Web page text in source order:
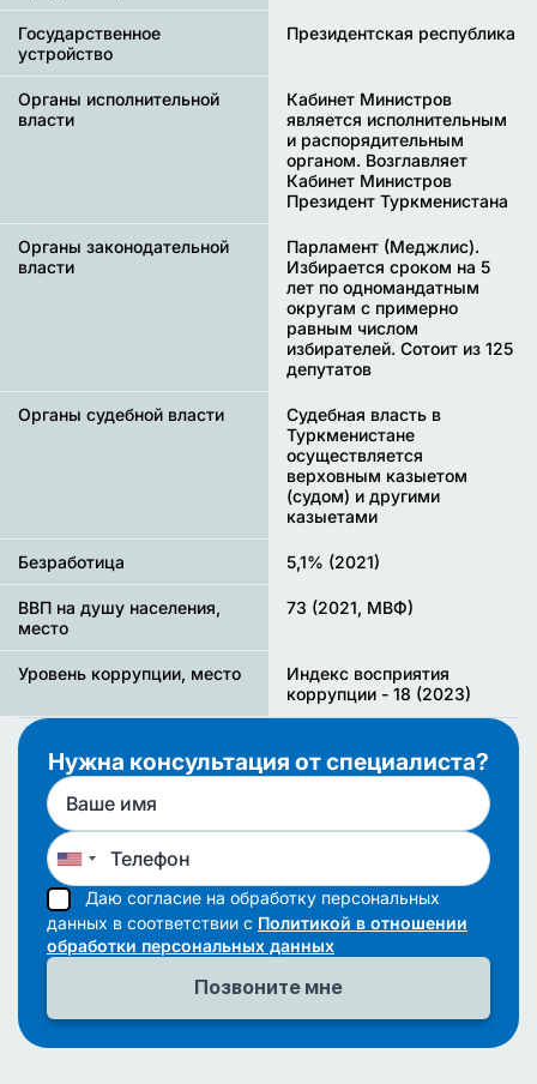
Государственное
устройство
Президентская республика
Органы исполнительной
власти
Кабинет Министров
является исполнительным
и распорядительным
органом. Возглавляет
Кабинет Министров
Президент Туркменистана
Органы законодательной
власти
Парламент (Меджлис).
Избирается сроком на 5
лет по одномандатным
округам с примерно
равным числом
избирателей. Сотоит из 125
депутатов
Органы судебной власти
Судебная власть в
Туркменистане
осуществляется
верховным казыетом
(судом) и другими
казыетами
Безработица 5,1% (2021)
ВВП на душу населения,
место
73 (2021, МВФ)
Уровень коррупции, место
Индекс восприятия
коррупции - 18 (2023)
Нужна консультация от специалиста?
Даю согласие на обработку персональных
данных в соответствии с Политикой в отношении
обработки персональных данных